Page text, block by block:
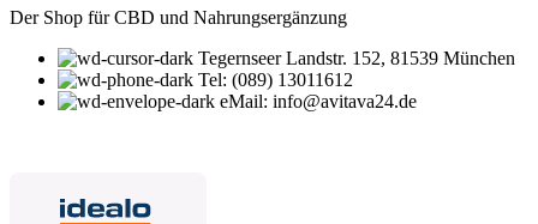
Der Shop für CBD und Nahrungsergänzung
Tegernseer Landstr. 152, 81539 München
Tel: (089) 13011612
eMail: info@avitava24.de